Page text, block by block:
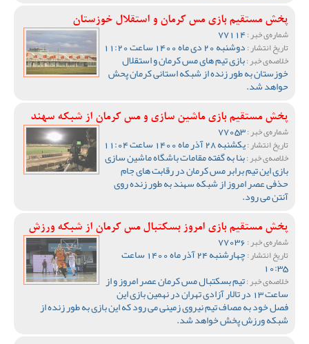
پخش مستقیم بازی مس کرمان و استقلال خوزستان
شماره‌ی خبر :
تاریخ انتشار :دوشنبه 20 دی ماه 1400 ساعت 11:20
خلاصه‌ی خبر :بازی تیم های مس کرمان و استقلال
خوزستان به طور زنده از شبکه استانی کرمان پحش
حواهد شد.
پخش مستقیم بازی ماشین سازی و مس کرمان از شبکه سهند
شماره‌ی خبر :
تاریخ انتشار :یکشنبه 28 آذر ماه 1400 ساعت 11:04
خلاصه‌ی خبر :بنا به گفته مقامات باشگاه ماشین سازی
بازی این تیم برابر مس کرمان در رقابت های جام
حذفی عصر امروز از شبکه سهند به طور زنده روی
آنتن می رود.
پخش مستقیم بازی امروز بسکتبال مس کرمان از شبکه ورزش
شماره‌ی خبر :
تاریخ انتشار : چهارشنبه 24 آذر ماه 1400 ساعت
10:35
خلاصه‌ی خبر :تیم بسکتبال مس کرمان عصر امروز و از
ساعت 13 در تالار آزادی تهران در نهمین بازی این
فصل خود به مصاف تیم نیروی زمینی می رود که این بازی به طور زنده از
شبکه ورزش پخش خواهد شد.